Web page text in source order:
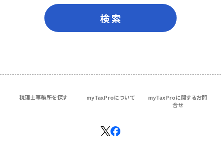
検 索
税理士事務所を探す myTaxProについて
myTaxProに関するお問
合せ